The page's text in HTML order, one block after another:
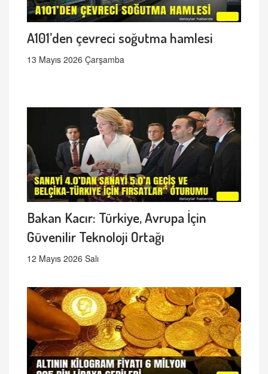
A101’den çevreci soğutma hamlesi
13 Mayıs 2026 Çarşamba
Bakan Kacır: Türkiye, Avrupa İçin
Güvenilir Teknoloji Ortağı
12 Mayıs 2026 Salı